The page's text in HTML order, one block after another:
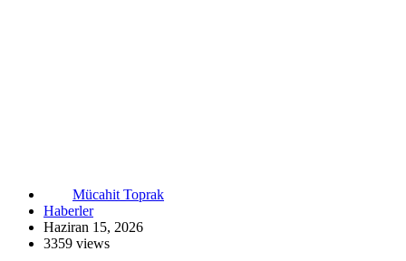
Mücahit Toprak
Haberler
Haziran 15, 2026
3359 views